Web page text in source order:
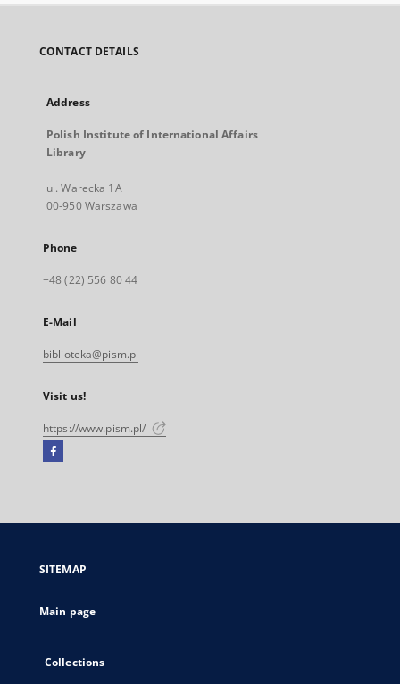
CONTACT DETAILS
Address
Polish Institute of International Affairs
Library
ul. Warecka 1A
00-950 Warszawa
Phone
+48 (22) 556 80 44
E-Mail
biblioteka@pism.pl
Visit us!
https://www.pism.pl/
Facebook
open
new
SITEMAP
Main page
Collections